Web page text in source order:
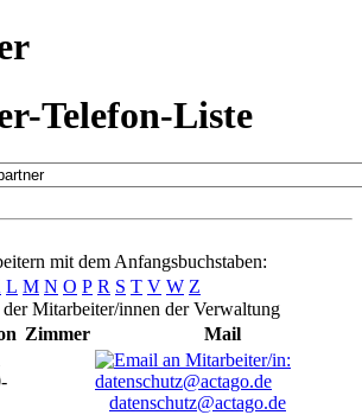
Telefon-Liste
mit dem Anfangsbuchstaben:
L M N O P R S T V W Z
Mitarbeiter/innen der Verwaltung
Zimmer
Mail
datenschutz@actago.de